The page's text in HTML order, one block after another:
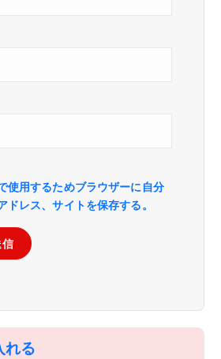
使用するためブラウザーに自分
ドレス、サイトを保存する。
れる